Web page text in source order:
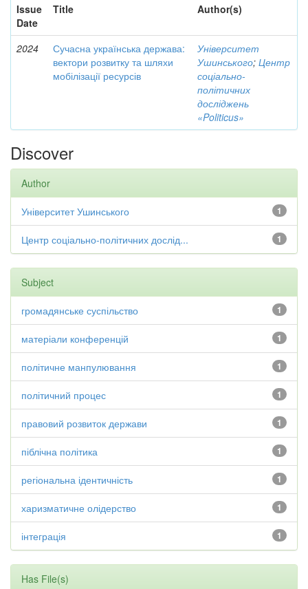
Issue
Date
Title Author(s)
2024
Сучасна українська держава:
вектори розвитку та шляхи
мобілізації ресурсів
Університет
Ушинського; Центр
соціально-
політичних
досліджень
«Politicus»
Discover
Author
1
Університет Ушинського
1
Центр соціально-політичних дослід...
Subject
1
громадянське суспільство
1
матеріали конференцій
1
політичне манпулювання
1
політичний процес
1
правовий розвиток держави
1
піблічна політика
1
регіональна ідентичність
1
харизматичне олідерство
1
інтеграція
Has File(s)